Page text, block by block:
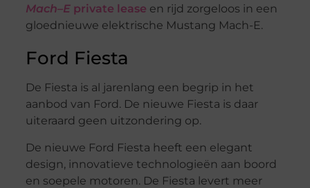
Mach–Eprivate lease en rijd zorgeloos in een
gloednieuwe elektrische Mustang Mach-E.
Ford Fiesta
De Fiesta is al jarenlang een begrip in het
aanbod van Ford. De nieuwe Fiesta is daar
uiteraard geen uitzondering op.
De nieuwe Ford Fiesta heeft een elegant
design, innovatieve technologieën aan boord
en soepele motoren. De Fiesta levert meer